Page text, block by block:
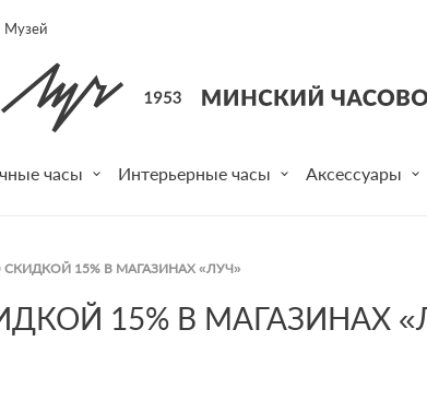
Музей
часы Интерьерные часы Аксессуары
15% В МАГАЗИНАХ «ЛУЧ»
15% В МАГАЗИНАХ